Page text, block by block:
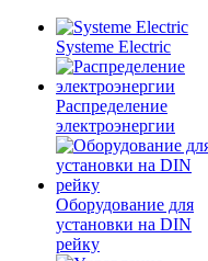
Systeme Electric
Распределение
электроэнергии
Оборудование для
установки на DIN
рейку